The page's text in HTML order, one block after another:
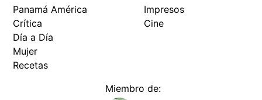
Panamá América
Crítica
Día a Día
Mujer
Recetas
Impresos
Cine
Miembro de: